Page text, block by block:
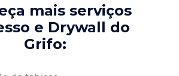
mais serviços
e Drywall do
Grifo: